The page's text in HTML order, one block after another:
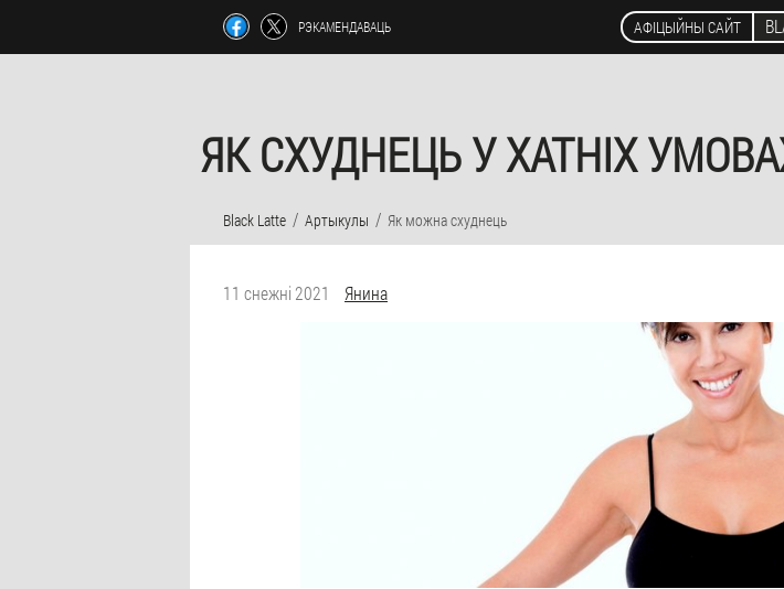
РЭКАМЕНДАВАЦЬ АФІЦЫЙНЫ САЙТ
ЯК СХУДНЕЦЬ У ХАТНІХ
Black Latte Артыкулы Як можна схуднець
11 снежні 2021 Янина